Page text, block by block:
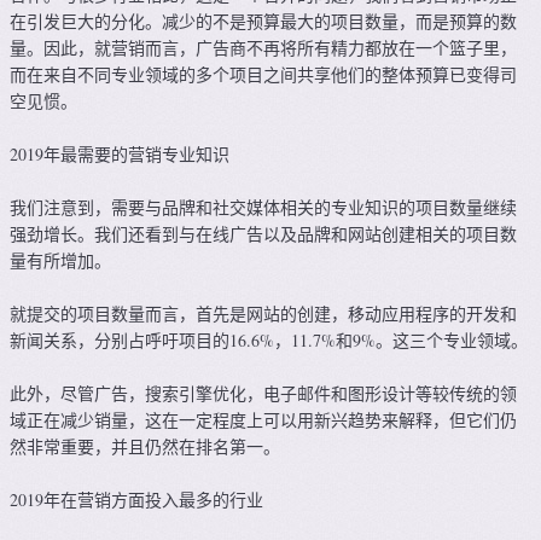
在引发巨大的分化。减少的不是预算最大的项目数量，而是预算的数
量。因此，就营销而言，广告商不再将所有精力都放在一个篮子里，
而在来自不同专业领域的多个项目之间共享他们的整体预算已变得司
空见惯。
2019年最需要的营销专业知识
我们注意到，需要与品牌和社交媒体相关的专业知识的项目数量继续
强劲增长。我们还看到与在线广告以及品牌和网站创建相关的项目数
量有所增加。
就提交的项目数量而言，首先是网站的创建，移动应用程序的开发和
新闻关系，分别占呼吁项目的16.6%，11.7%和9%。这三个专业领域。
此外，尽管广告，搜索引擎优化，电子邮件和图形设计等较传统的领
域正在减少销量，这在一定程度上可以用新兴趋势来解释，但它们仍
然非常重要，并且仍然在排名第一。
2019年在营销方面投入最多的行业